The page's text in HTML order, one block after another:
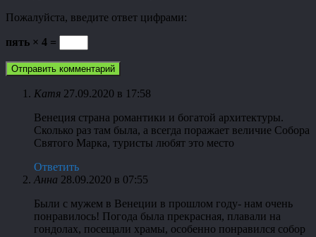
Пожалуйста, введите ответ цифрами:
пять × 4 =
Катя 27.09.2020 в 17:58
Венеция страна романтики и богатой архитектуры.
Сколько раз там была, а всегда поражает величие Собора
Святого Марка, туристы любят это место
Ответить
Анна 28.09.2020 в 07:55
Были с мужем в Венеции в прошлом году- нам очень
понравилось! Погода была прекрасная, плавали на
гондолах, посещали храмы, особенно понравился собор